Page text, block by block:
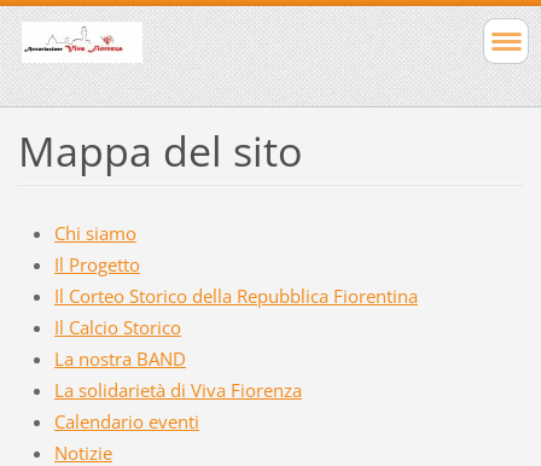
Mappa del sito
Chi siamo
Il Progetto
Il Corteo Storico della Repubblica Fiorentina
Il Calcio Storico
La nostra BAND
La solidarietà di Viva Fiorenza
Calendario eventi
Notizie